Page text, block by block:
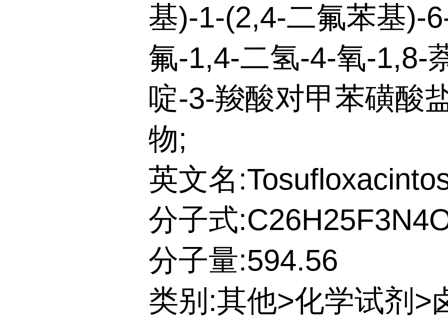
基)-1-(2,4-二氟苯基)-
氟-1,4-二氢-4-氧-1,8-
啶-3-羧酸对甲苯磺酸
物;
英文名
分子式
分子量:594.56
类别:其他>化学试剂>